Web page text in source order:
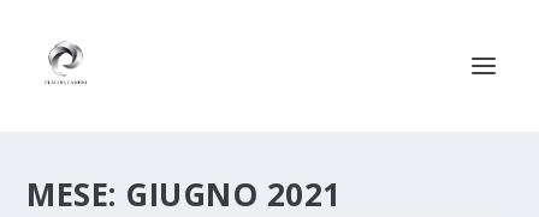
MESE: GIUGNO 2021